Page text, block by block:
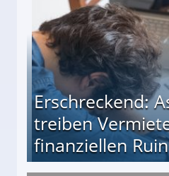
Erschreckend:
treiben
finanziellen